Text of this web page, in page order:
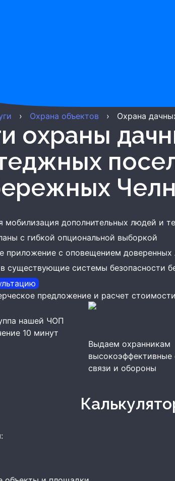
› Охрана объектов › Охрана
мобилизация дополнительных людей и
с гибкой опциональной выборкой
приложение с оповещением доверенных
существующие системы безопасности
предложение и расчет
нашей ЧОП
10 минут
Выдаем охранникам
высокоэффективные
связи и обороны